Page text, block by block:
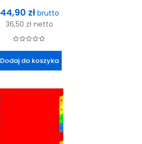
Cena
44,90 zł brutto
36,50 zł netto
Dodaj do koszyka